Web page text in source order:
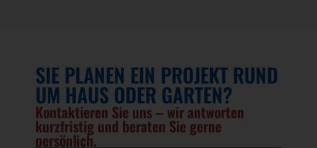
SIE PLANEN EIN PROJEKT RUND
UM HAUS ODER GARTEN?
Kontaktieren Sie uns – wir antworten
kurzfristig und beraten Sie gerne
persönlich.